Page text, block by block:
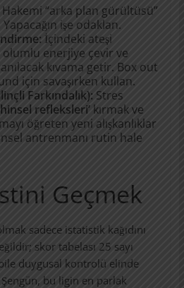
Hakemi “arka plan gürültüsü”
işe odaklan.
İçindeki ateşi
enerjiye çevir ve
kıvama getir. Box out
için savaşırken kullan.
Farkındalık): Stres
refleksleri’kırmak ve
öğreten yeni alışkanlıklar
antrenmanı rutin hale
Geçmek
sadece istatistik kağıdını
skor tabelası 25 sayı
duygusal kontrolü elinde
bu ligin en parlak